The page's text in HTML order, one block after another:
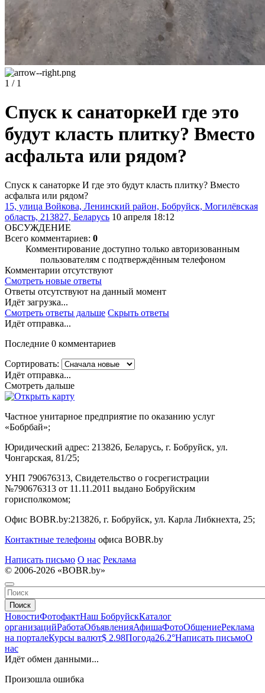
1 / 1
Спуск к санаторкеИ где это
будут класть плитку? Вместо
асфальта или рядом?
Спуск к санаторке И где это будут класть плитку? Вместо
асфальта или рядом?
15, улица Войкова, Ленинский район, Бобруйск, Могилёвская
область, 213827, Беларусь 10 апреля 18:12
ОБСУЖДЕНИЕ
Всего комментариев: 0
Комментирование доступно только авторизованным
пользователям с подтверждённым телефоном
Комментарии отсутствуют
Смотреть новые ответы
Ответы отсутствуют на данный момент
Идёт загрузка...
Смотреть ответы дальше Скрыть ответы
Идёт отправка...
Последние 0 комментариев
Сортировать:
Идёт отправка...
Смотреть дальше
Частное унитарное предприятие по оказанию услуг
«Бобрбай»;
Юридический адрес: 213826, Беларусь, г. Бобруйск, ул.
Чонгарская, 81/25;
УНП 790676313, Свидетельство о госрегистрации
№790676313 от 11.11.2011 выдано Бобруйским
горисполкомом;
Офис BOBR.by:213826, г. Бобруйск, ул. Карла Либкнехта, 25;
Контактные телефоны офиса BOBR.by
Написать письмо О нас Реклама
© 2006-2026 «BOBR.by»
Поиск
НовостиФотофактНаш БобруйскКаталог
организацийРаботаОбъявленияАфишаФотоОбщениеРеклама
на порталеКурсы валют$ 2.98Погода26.2°Написать письмоО
нас
Идёт обмен данными...
Произошла ошибка